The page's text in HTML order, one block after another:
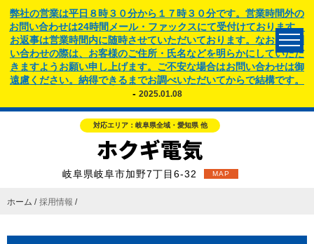
弊社の営業は平日８時３０分から１７時３０分です。営業時間外の
お問い合わせは24時間メール・ファックスにて受付けております。
お返事は営業時間内に随時させていただいております。なお、お問
い合わせの際は、お客様のご住所・氏名などを明らかにしていただ
きますようお願い申し上げます。ご不安な場合はお問い合わせは御
遠慮ください。納得できるまでお調べいただいてからで結構です。
- 2025.01.08
対応エリア：岐阜県全域・愛知県 他
岐阜県岐阜市加野7丁目6-32 MAP
ホーム 採用情報